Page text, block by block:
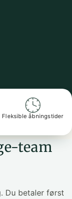
Fleksible åbningstider
team
Du betaler først